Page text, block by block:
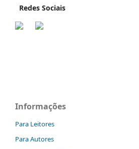
Redes Sociais
Informações
Para Leitores
Para Autores